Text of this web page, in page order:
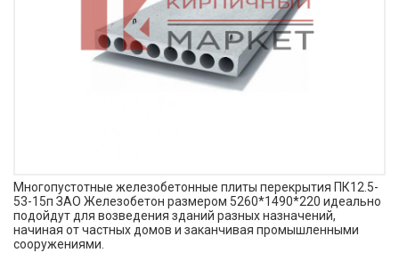
Многопустотные железобетонные плиты перекрытия ПК12.5-
53-15п ЗАО Железобетон размером 5260*1490*220 идеально
подойдут для возведения зданий разных назначений,
начиная от частных домов и заканчивая промышленными
сооружениями.